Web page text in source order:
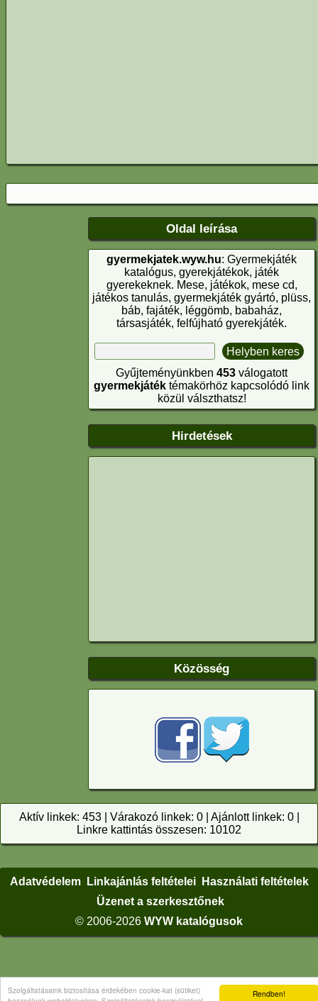
Rendben!
Szolgáltatásaink biztosítása érdekében cookie-kat (sütiket)
Oldal leírása
gyermekjatek.wyw.hu: Gyermekjáték
katalógus, gyerekjátékok, játék
gyerekeknek. Mese, játékok, mese cd,
játékos tanulás, gyermekjáték gyártó, plüss,
báb, fajáték, léggömb, babaház,
társasjáték, felfújható gyerekjáték.
Gyűjteményünkben 453 válogatott
gyermekjáték témakörhöz kapcsolódó link
közül válszthatsz!
Hirdetések
Közösség
Aktív linkek: 453 | Várakozó linkek: 0 | Ajánlott linkek: 0 |
Linkre kattintás összesen: 10102
Adatvédelem Linkajánlás feltételei
Használati feltételek
Üzenet a szerkesztőnek
© 2006-2026 WYW katalógusok